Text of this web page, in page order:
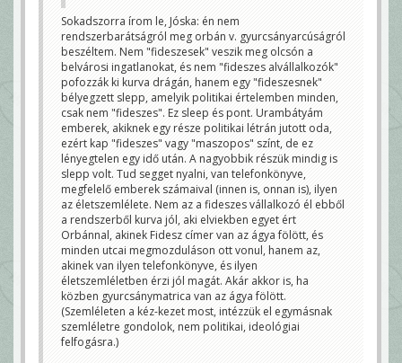
Sokadszorra írom le, Jóska: én nem
rendszerbarátságról meg orbán v. gyurcsányarcúságról
beszéltem. Nem "fideszesek" veszik meg olcsón a
belvárosi ingatlanokat, és nem "fideszes alvállalkozók"
pofozzák ki kurva drágán, hanem egy "fideszesnek"
bélyegzett slepp, amelyik politikai értelemben minden,
csak nem "fideszes". Ez sleep és pont. Urambátyám
emberek, akiknek egy része politikai létrán jutott oda,
ezért kap "fideszes" vagy "maszopos" színt, de ez
lényegtelen egy idő után. A nagyobbik részük mindig is
slepp volt. Tud segget nyalni, van telefonkönyve,
megfelelő emberek számaival (innen is, onnan is), ilyen
az életszemlélete. Nem az a fideszes vállalkozó él ebből
a rendszerből kurva jól, aki elviekben egyet ért
Orbánnal, akinek Fidesz címer van az ágya fölött, és
minden utcai megmozduláson ott vonul, hanem az,
akinek van ilyen telefonkönyve, és ilyen
életszemléletben érzi jól magát. Akár akkor is, ha
közben gyurcsánymatrica van az ágya fölött.
(Szemléleten a kéz-kezet most, intézzük el egymásnak
szemléletre gondolok, nem politikai, ideológiai
felfogásra.)